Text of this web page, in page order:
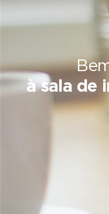
à sala de